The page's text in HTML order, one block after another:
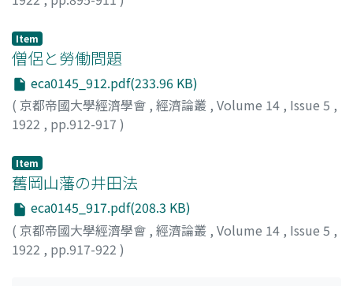
Item
僧侶と勞働問題
eca0145_912.pdf(233.96 KB)
( 京都帝國大學經濟學會 , 經濟論叢 , Volume 14 , Issue 5 ,
1922 , pp.912-917 )
Item
舊岡山藩の井田法
eca0145_917.pdf(208.3 KB)
( 京都帝國大學經濟學會 , 經濟論叢 , Volume 14 , Issue 5 ,
1922 , pp.917-922 )